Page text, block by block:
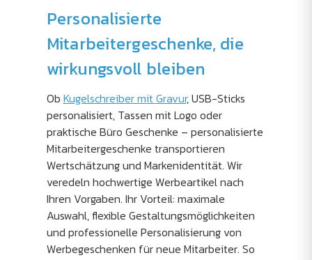
Personalisierte
Mitarbeitergeschenke, die
wirkungsvoll bleiben
Ob Kugelschreiber mit Gravur, USB-Sticks
personalisiert, Tassen mit Logo oder
praktische Büro Geschenke – personalisierte
Mitarbeitergeschenke transportieren
Wertschätzung und Markenidentität. Wir
veredeln hochwertige Werbeartikel nach
Ihren Vorgaben. Ihr Vorteil: maximale
Auswahl, flexible Gestaltungsmöglichkeiten
und professionelle Personalisierung von
Werbegeschenken für neue Mitarbeiter. So